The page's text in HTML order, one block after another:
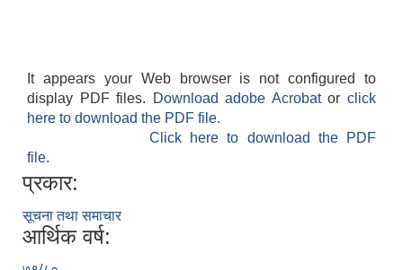
It appears your Web browser is not configured to
display PDF files.
Download adobe Acrobatorclick
here to download the PDF file.
Click here to download the PDF
file.
प्रकार:
सूचना तथा समाचार
आर्थिक वर्ष: